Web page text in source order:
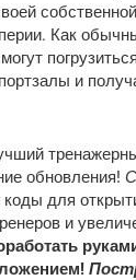
Как
и
обновления!
коды для
и